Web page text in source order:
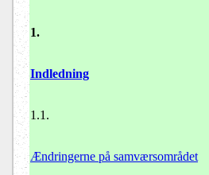
1.
Indledning
1.1.
Ændringerne på samværsområdet